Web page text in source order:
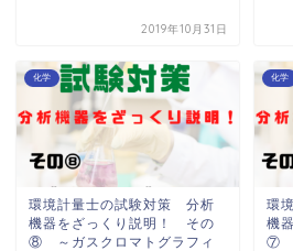
2019年10月31日
化学
環境計量士の試験対策 分析
機器をざっくり説明！ その
⑧ ～ガスクロマトグラフィ
化学
環
機
⑦